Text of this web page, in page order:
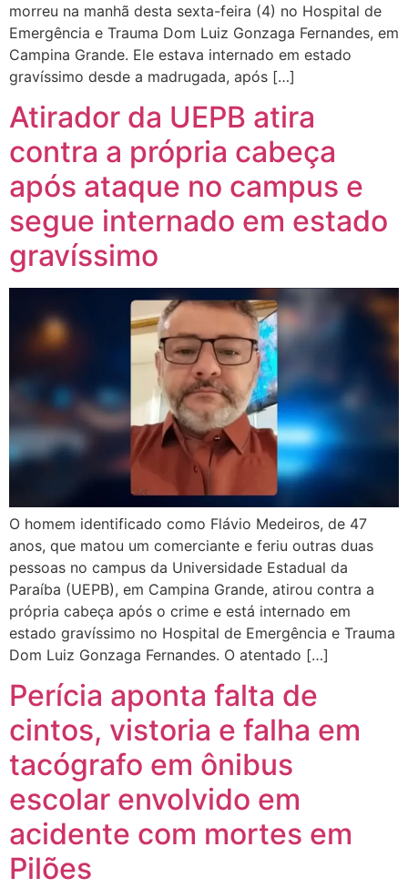
morreu na manhã desta sexta-feira (4) no Hospital de
Emergência e Trauma Dom Luiz Gonzaga Fernandes, em
Campina Grande. Ele estava internado em estado
gravíssimo desde a madrugada, após […]
Atirador da UEPB atira
contra a própria cabeça
após ataque no campus e
segue internado em estado
gravíssimo
O homem identificado como Flávio Medeiros, de 47
anos, que matou um comerciante e feriu outras duas
pessoas no campus da Universidade Estadual da
Paraíba (UEPB), em Campina Grande, atirou contra a
própria cabeça após o crime e está internado em
estado gravíssimo no Hospital de Emergência e Trauma
Dom Luiz Gonzaga Fernandes. O atentado […]
Perícia aponta falta de
cintos, vistoria e falha em
tacógrafo em ônibus
escolar envolvido em
acidente com mortes em
Pilões